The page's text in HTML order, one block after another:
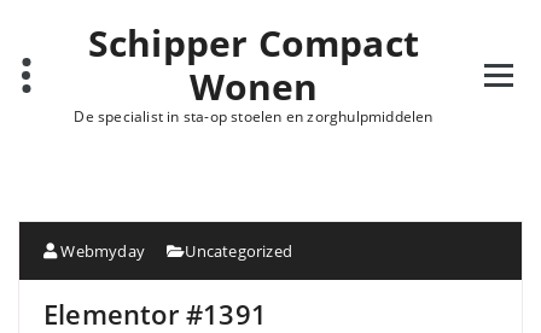
Schipper Compact
Wonen
De specialist in sta-op stoelen en zorghulpmiddelen
Webmyday Uncategorized
Elementor #1391